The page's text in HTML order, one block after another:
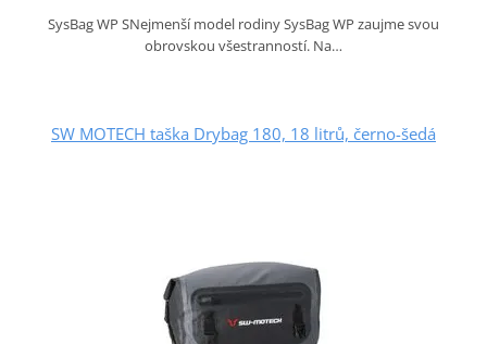
SysBag WP SNejmenší model rodiny SysBag WP zaujme svou
obrovskou všestranností. Na…
SW MOTECH taška Drybag 180, 18 litrů, černo-šedá